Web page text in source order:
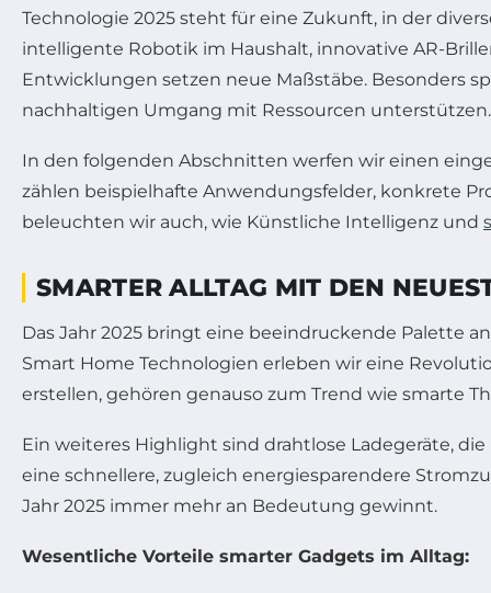
Technologie 2025 steht für eine Zukunft, in der
intelligente Robotik im Haushalt, innovative AR-
Entwicklungen setzen neue Maßstäbe. Besonders
nachhaltigen Umgang mit Ressourcen unterstützen.
In den folgenden Abschnitten werfen wir einen
zählen beispielhafte Anwendungsfelder, konkrete
beleuchten wir auch, wie Künstliche Intelligenz und
SMARTER ALLTAG MIT DEN
Das Jahr 2025 bringt eine beeindruckende Palette
Smart Home Technologien erleben wir eine
erstellen, gehören genauso zum Trend wie smarte
Ein weiteres Highlight sind drahtlose Ladegeräte,
eine schnellere, zugleich energiesparendere
Jahr 2025 immer mehr an Bedeutung gewinnt.
Wesentliche Vorteile smarter Gadgets im Alltag: